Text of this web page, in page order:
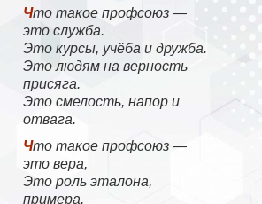
Что такое профсоюз —
это служба.
Это курсы, учёба и дружба.
Это людям на верность
присяга.
Это смелость, напор и
отвага.
Что такое профсоюз —
это вера,
Это роль эталона,
примера.